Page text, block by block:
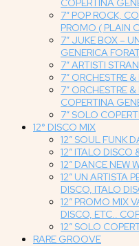
7″ POP ROCK,
PROMO ( PLAIN
7″ JUKE BOX –
GENERICA
7″ ARTISTI
7″ ORCHESTRE
7″ ORCHESTRE
COPERTINA
7″ SOLO
12° DISCO MIX
12″ SOUL FUNK
12″ ITALO DISCO
12″ DANCE NEW
12″ UN ARTISTA
DISCO, ITALO
12″ PROMO MIX
DISCO, ETC..
12″ SOLO
RARE GROOVE